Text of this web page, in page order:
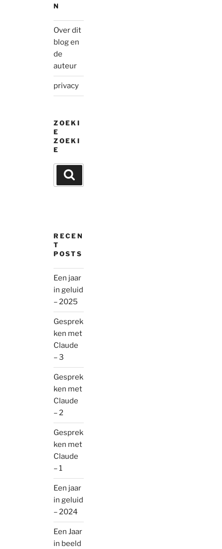
N
Over dit
blog en
de
auteur
privacy
ZOEKI
E
ZOEKI
E
Search
for:
RECEN
T
POSTS
Een jaar
in geluid
– 2025
Gesprek
ken met
Claude
– 3
Gesprek
ken met
Claude
– 2
Gesprek
ken met
Claude
– 1
Een jaar
in geluid
– 2024
Een Jaar
in beeld